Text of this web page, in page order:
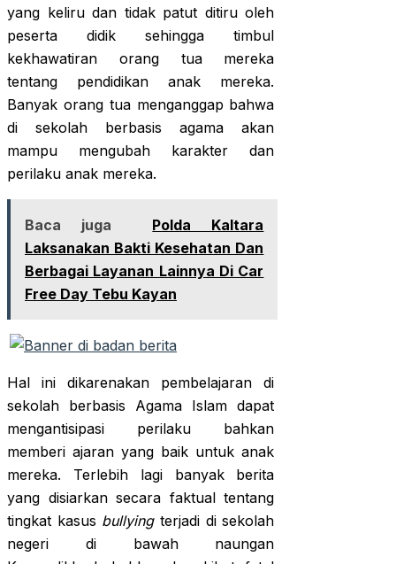
yang keliru dan tidak patut ditiru oleh
peserta didik sehingga timbul
kekhawatiran orang tua mereka
tentang pendidikan anak mereka.
Banyak orang tua menganggap bahwa
di sekolah berbasis agama akan
mampu mengubah karakter dan
perilaku anak mereka.
Baca juga
Polda Kaltara
Laksanakan Bakti Kesehatan Dan
Berbagai Layanan Lainnya Di Car
Free Day Tebu Kayan
Hal ini dikarenakan pembelajaran di
sekolah berbasis Agama Islam dapat
mengantisipasi perilaku bahkan
memberi ajaran yang baik untuk anak
mereka. Terlebih lagi banyak berita
yang disiarkan secara faktual tentang
tingkat kasus bullyingterjadi di sekolah
negeri di bawah naungan